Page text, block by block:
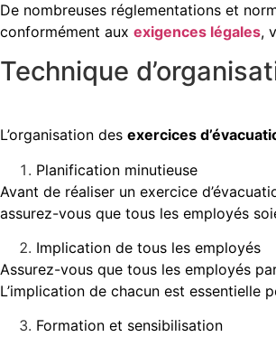
De nombreuses réglementations et
conformément aux exigences légales,
Technique
L’organisation des exercices
Planification minutieuse
Avant de réaliser un exercice
assurez-vous que tous les employés
Implication de tous les employés
Assurez-vous que tous les employés
L’implication de chacun est essentielle
Formation et sensibilisation